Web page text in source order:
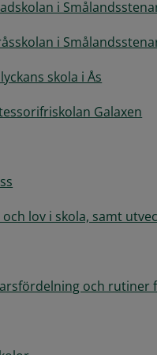
i
i
skola i Ås
Galaxen
lov i skola, samt
och rutiner